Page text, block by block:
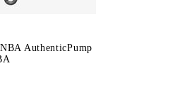
AuthenticPump